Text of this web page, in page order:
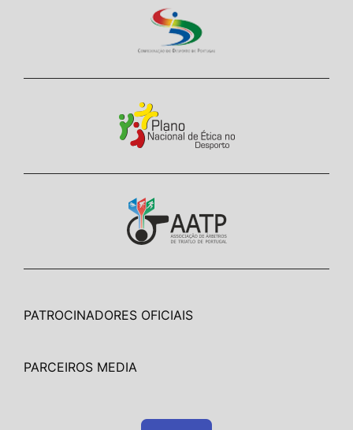
PATROCINADORES OFICIAIS
PARCEIROS MEDIA